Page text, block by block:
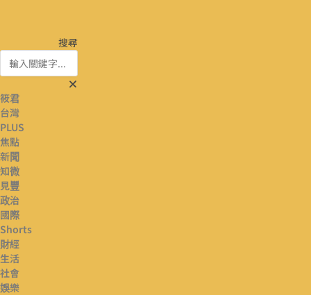
搜尋
筱君
台灣
PLUS
焦點
新聞
知微
見豐
政治
國際
Shorts
財經
生活
社會
娛樂